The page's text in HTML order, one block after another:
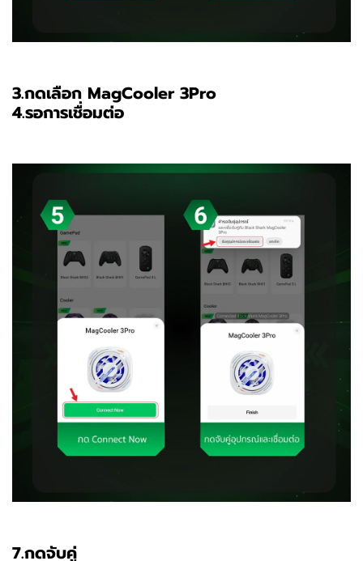
3.กดเลือก MagCooler 3Pro
4.รอการเชื่อมต่อ
7.กดจับคู่